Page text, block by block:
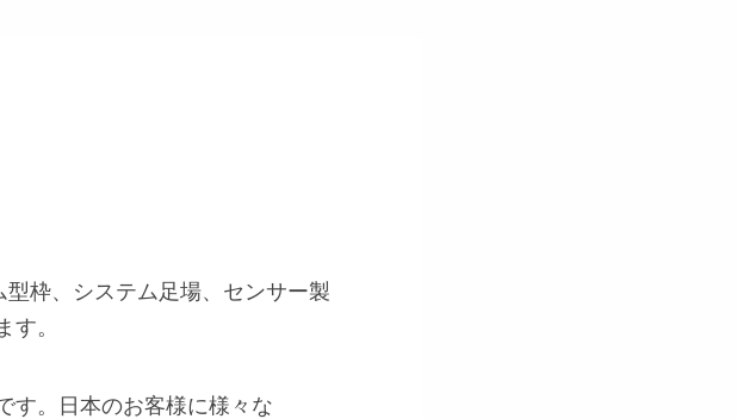
枠、システム足場、センサー製
。
す。日本のお客様に様々な